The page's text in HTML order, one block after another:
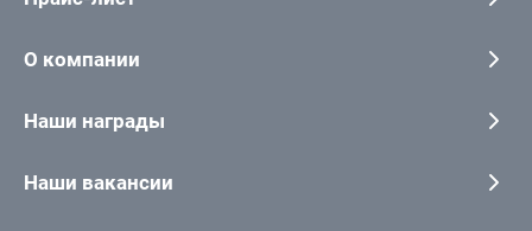
О компании
Наши награды
Наши вакансии